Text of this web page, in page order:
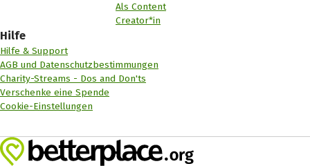
Als Content
Creator*in
Hilfe
Hilfe & Support
AGB und Datenschutzbestimmungen
Charity-Streams - Dos and Don'ts
Verschenke eine Spende
Cookie-Einstellungen